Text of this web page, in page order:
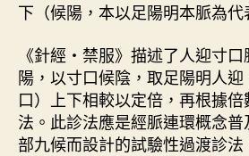
下（候陽，本以足陽明本脈為代
《針經・禁服》描述了人迎寸
陽，以寸口候陰，取足陽明人
口）上下相較以定倍，再根據
法。此診法應是經脈連環概念
部九候而設計的試驗性過渡診法